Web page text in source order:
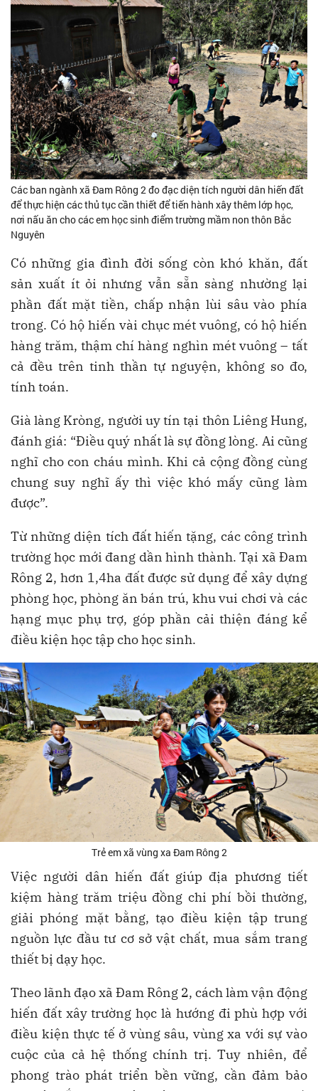
Các ban ngành xã Đam Rông 2 đo đạc diện tích người dân hiến đất
để thực hiện các thủ tục cần thiết để tiến hành xây thêm lớp học,
nơi nấu ăn cho các em học sinh điểm trường mầm non thôn Bắc
Nguyên
Có những gia đình đời sống còn khó khăn, đất
sản xuất ít ỏi nhưng vẫn sẵn sàng nhường lại
phần đất mặt tiền, chấp nhận lùi sâu vào phía
trong. Có hộ hiến vài chục mét vuông, có hộ hiến
hàng trăm, thậm chí hàng nghìn mét vuông – tất
cả đều trên tinh thần tự nguyện, không so đo,
tính toán.
Già làng Kròng, người uy tín tại thôn Liêng Hung,
đánh giá: “Điều quý nhất là sự đồng lòng. Ai cũng
nghĩ cho con cháu mình. Khi cả cộng đồng cùng
chung suy nghĩ ấy thì việc khó mấy cũng làm
được”.
Từ những diện tích đất hiến tặng, các công trình
trường học mới đang dần hình thành. Tại xã Đam
Rông 2, hơn 1,4ha đất được sử dụng để xây dựng
phòng học, phòng ăn bán trú, khu vui chơi và các
hạng mục phụ trợ, góp phần cải thiện đáng kể
điều kiện học tập cho học sinh.
Trẻ em xã vùng xa Đam Rông 2
Việc người dân hiến đất giúp địa phương tiết
kiệm hàng trăm triệu đồng chi phí bồi thường,
giải phóng mặt bằng, tạo điều kiện tập trung
nguồn lực đầu tư cơ sở vật chất, mua sắm trang
thiết bị dạy học.
Theo lãnh đạo xã Đam Rông 2, cách làm vận động
hiến đất xây trường học là hướng đi phù hợp với
điều kiện thực tế ở vùng sâu, vùng xa với sự vào
cuộc của cả hệ thống chính trị. Tuy nhiên, để
phong trào phát triển bền vững, cần đảm bảo